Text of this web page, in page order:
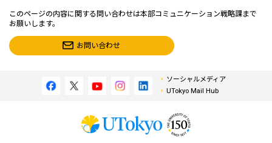
このページの内容に関する問い合わせは本部コミュニケーション戦略課まで
お願いします。
お問い合わせ
ソーシャルメディア
UTokyo Mail Hub